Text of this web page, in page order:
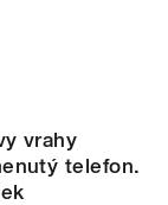
vrahy
telefon.